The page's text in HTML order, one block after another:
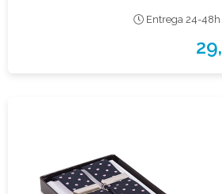
Entrega 24-48h
29,